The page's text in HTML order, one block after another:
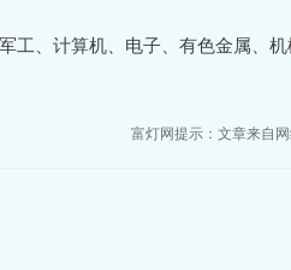
工、计算机、电子、有色金属、
富灯网提示：文章来自网